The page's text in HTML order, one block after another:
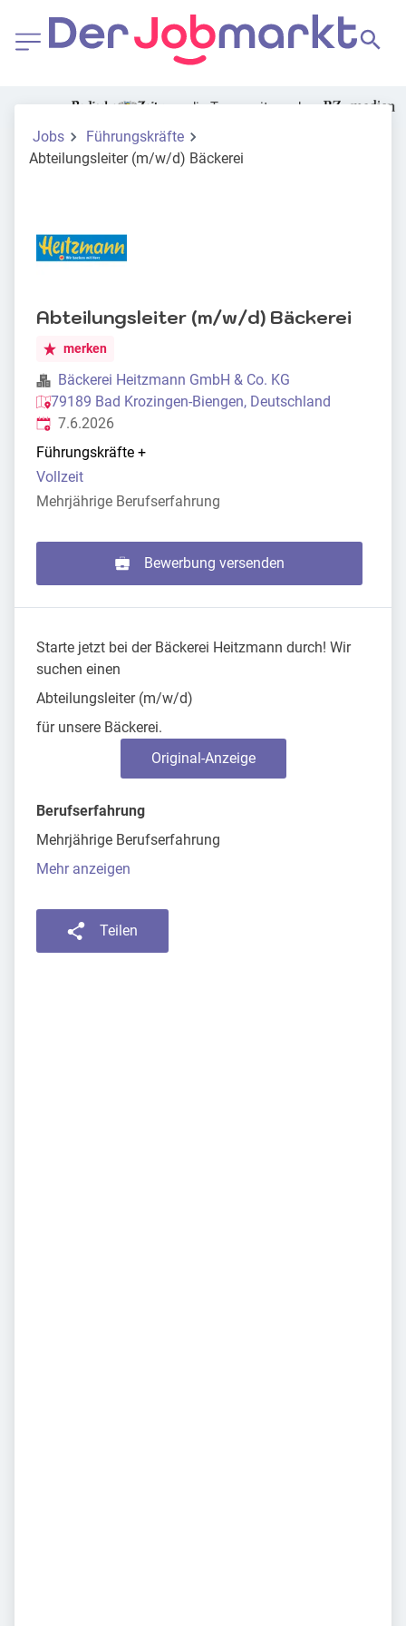
die Tageszeitung der
Jobs
Führungskräfte
Abteilungsleiter (m/w/d) Bäckerei
Abteilungsleiter (m/w/d) Bäckerei
merken
Bäckerei Heitzmann GmbH & Co. KG
79189 Bad Krozingen-Biengen, Deutschland
Veröffentlicht
7.6.2026
Führungskräfte +
Vollzeit
Mehrjährige Berufserfahrung
Bewerbung versenden
Starte jetzt bei der Bäckerei Heitzmann durch! Wir
suchen einen
Abteilungsleiter (m/w/d)
für unsere Bäckerei.
Original-Anzeige
Berufserfahrung
Mehrjährige Berufserfahrung
Mehr anzeigen
Teilen